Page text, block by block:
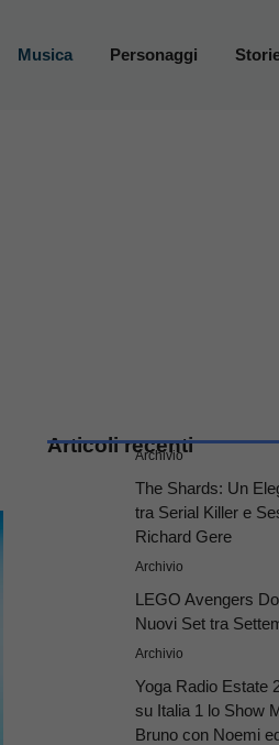
Musica Personaggi
Articoli recenti
Archivio
The Shards: Un
tra Serial Killer e
Richard Gere
Archivio
LEGO Avengers
Nuovi Set tra
Archivio
Yoga Radio Estate
su Italia 1 lo Show
Bruno con Noemi